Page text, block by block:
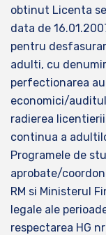
obtinut Licenta
data de
pentru
adulti, cu
perfectionarea
economici/auditul
radierea
continua a
Programele de
aprobate/
RM si Ministerul
legale ale
respectarea HG